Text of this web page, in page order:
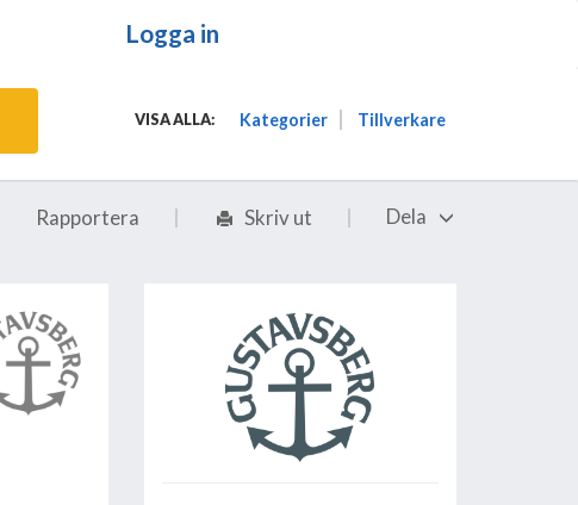
Logga in
VISA ALLA: Kategorier Tillverkare
Rapportera Skriv ut Dela